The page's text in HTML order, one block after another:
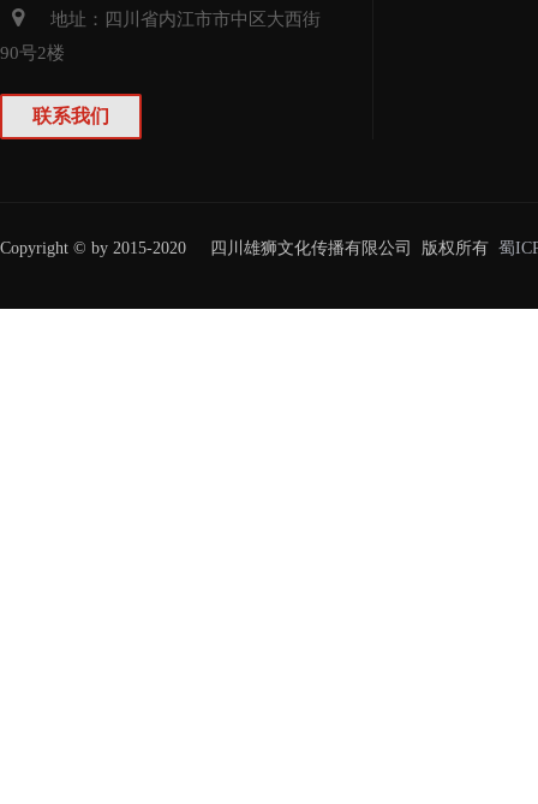
地址：四川省内江市市中 区大西街
90号2楼
联系我们
Copyright © by 2015-2020 四川雄狮文化传播有限公司 版权所有 蜀